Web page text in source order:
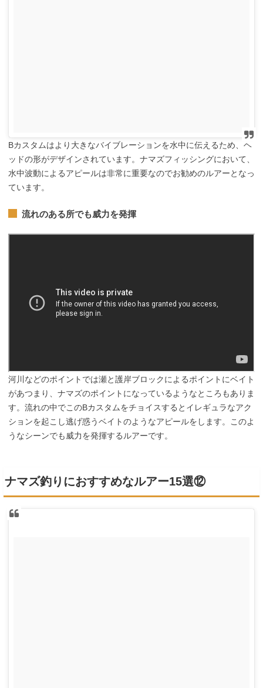
Bカスタムはより大きなバイブレーションを水中に伝えるため、ヘ
ッドの形がデザインされています。ナマズフィッシングにおいて、
水中波動によるアピールは非常に重要なのでお勧めのルアーとなっ
ています。
流れのある所でも威力を発揮
河川などのポイントでは瀬と護岸ブロックによるポイントにベイト
があつまり、ナマズのポイントになっているようなところもありま
す。流れの中でこのBカスタムをチョイスするとイレギュラなアク
ションを起こし逃げ惑うベイトのようなアピールをします。このよ
うなシーンでも威力を発揮するルアーです。
ナマズ釣りにおすすめなルアー15選⑫